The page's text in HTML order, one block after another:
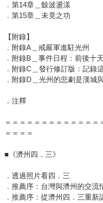
．第14章＿餘波盪漾
．第15章＿未竟之功
【附錄】
．附錄A＿戒嚴軍進駐光州
．附錄B＿事件日程：前後十
．附錄C＿發行修訂版：記錄
．附錄D＿光州的悲劇是漢
．注釋
＝＝＝＝＝＝＝＝＝＝＝＝＝
＝＝＝＝
■《濟州四．三》
．透過照片看四．三
．推薦序：台灣與濟州的交
．推薦序：從濟州四．三重